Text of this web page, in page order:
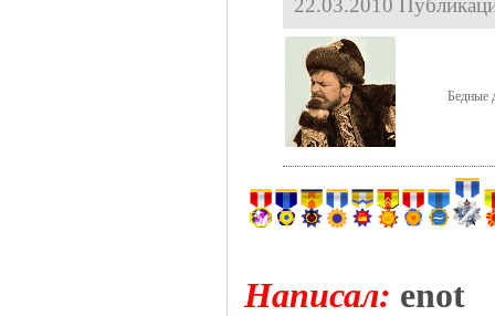
22.03.2010
Бедные
Hаписал: enot